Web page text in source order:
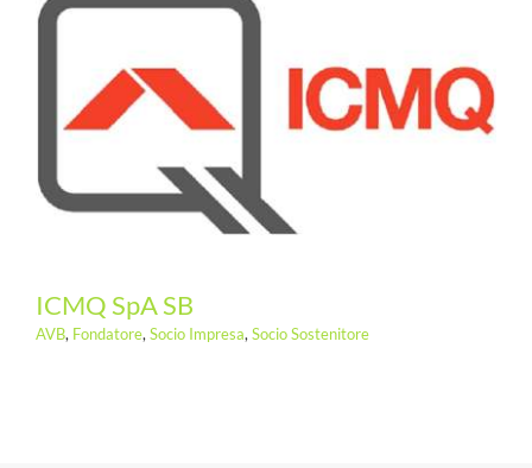
ICMQ SpA SB
AVB, Fondatore, Socio Impresa, Socio Sostenitore